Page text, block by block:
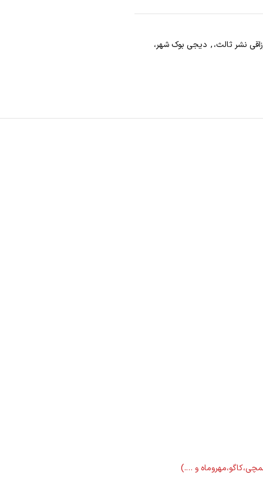
نشر ثالث،, دیجی بوک شهر،
و ….)